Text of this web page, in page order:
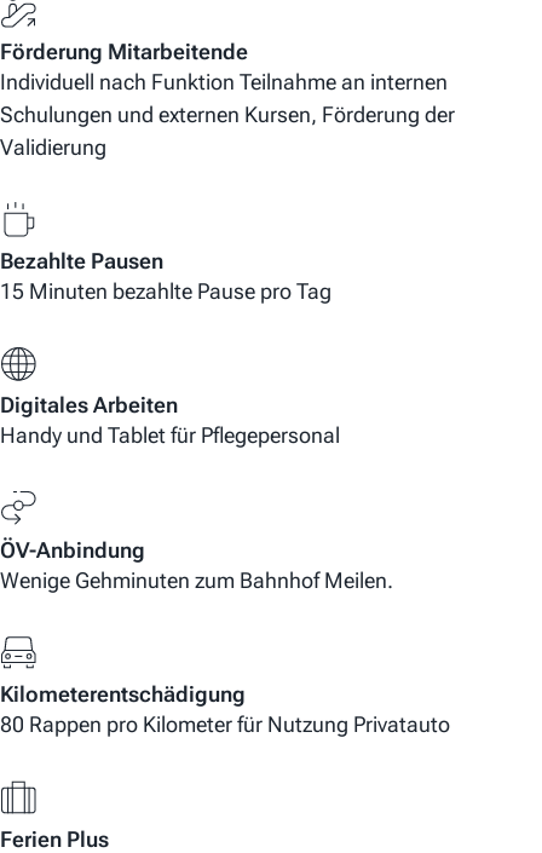
Förderung Mitarbeitende
Individuell nach Funktion Teilnahme an internen
Schulungen und externen Kursen, Förderung der
Validierung
Bezahlte Pausen
15 Minuten bezahlte Pause pro Tag
Digitales Arbeiten
Handy und Tablet für Pflegepersonal
ÖV-Anbindung
Wenige Gehminuten zum Bahnhof Meilen.
Kilometerentschädigung
80 Rappen pro Kilometer für Nutzung Privatauto
Ferien Plus